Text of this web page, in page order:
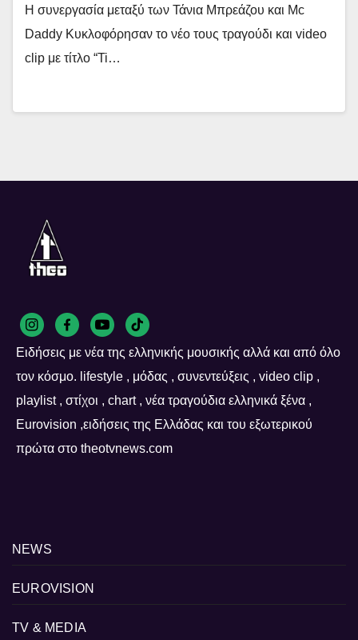
Η συνεργασία μεταξύ των Τάνια Μπρεάζου και Mc
Daddy Κυκλοφόρησαν το νέο τους τραγούδι και video
clip με τίτλο “Ti…
Ειδήσεις με νέα της ελληνικής μουσικής αλλά και από όλο
τον κόσμο. lifestyle , μόδας , συνεντεύξεις , video clip ,
playlist , στίχοι , chart , νέα τραγούδια ελληνικά ξένα ,
Eurovision ,ειδήσεις της Ελλάδας και του εξωτερικού
πρώτα στο theotvnews.com
NEWS
EUROVISION
TV & MEDIA